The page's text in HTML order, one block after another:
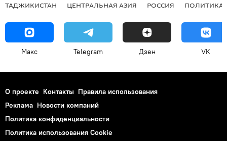
ТАДЖИКИСТАН ЦЕНТРАЛЬНАЯ АЗИЯ РОССИЯ ПОЛИТИКА
Макс Telegram Дзен VK
О проекте Контакты Правила использования
Реклама Новости компаний
Политика конфиденциальности
Политика использования Cookie